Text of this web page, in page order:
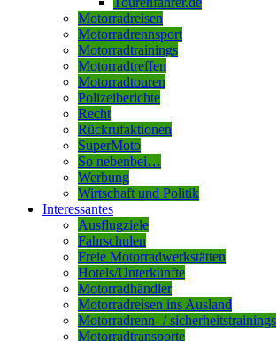
Motorradreisen
Motorradrennsport
Motorradtrainings
Motorradtreffen
Motorradtouren
Polizeiberichte
Recht
Rückrufaktionen
SuperMoto
So nebenbei…
Werbung
Wirtschaft und Politik
Interessantes
Ausflugziele
Fahrschulen
Freie Motorradwerkstätten
Hotels/Unterkünfte
Motorradhändler
Motorradreisen ins Ausland
Motorradrenn- / sicherheitstrainings
Motorradtransporte